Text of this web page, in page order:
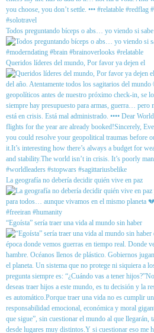
Todos preguntando bíceps o abs… yo viendo si sabe
Queridos líderes del mundo, Por favor ya dejen el
La geografía no debería decidir quién vive en paz
“Egoísta” sería traer una vida al mundo sin haber